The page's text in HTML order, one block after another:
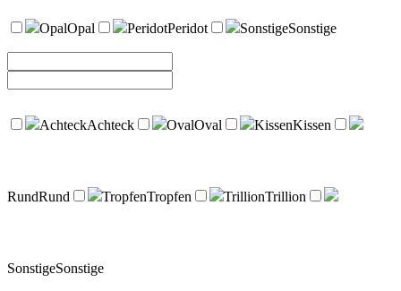
OpalOpal PeridotPeridot SonstigeSonstige
AchteckAchteck OvalOval KissenKissen
RundRund TropfenTropfen TrillionTrillion
SonstigeSonstige